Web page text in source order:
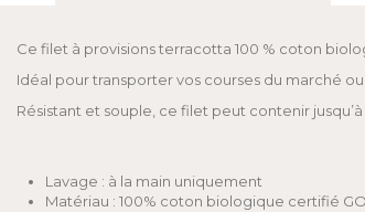
Ce filet à provisions terracotta 100 % coton
Idéal pour transporter vos courses du marché
Résistant et souple, ce filet peut contenir
Lavage : à la main uniquement
Matériau : 100% coton biologique certifié